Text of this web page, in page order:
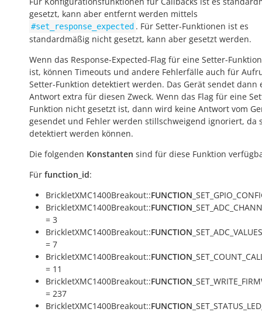
gesetzt, kann aber entfernt werden mittels
#set_response_expected . Für Setter-Funktionen ist es
standardmäßig nicht gesetzt, kann aber gesetzt werden.
Wenn das Response-Expected-Flag für eine Setter-
ist, können Timeouts und andere Fehlerfälle auch für
Setter-Funktion detektiert werden. Das Gerät sendet dann
Antwort extra für diesen Zweck. Wenn das Flag für eine
Funktion nicht gesetzt ist, dann wird keine Antwort vom
gesendet und Fehler werden stillschweigend ignoriert, da
detektiert werden können.
Die folgenden Konstanten sind für diese Funktion
Für function_id:
BrickletXMC1400Breakout::FUNCTION
BrickletXMC1400Breakout::FUNCTION
= 3
BrickletXMC1400Breakout::FUNCTION
= 7
BrickletXMC1400Breakout::FUNCTION
= 11
BrickletXMC1400Breakout::FUNCTION
= 237
BrickletXMC1400Breakout::FUNCTION